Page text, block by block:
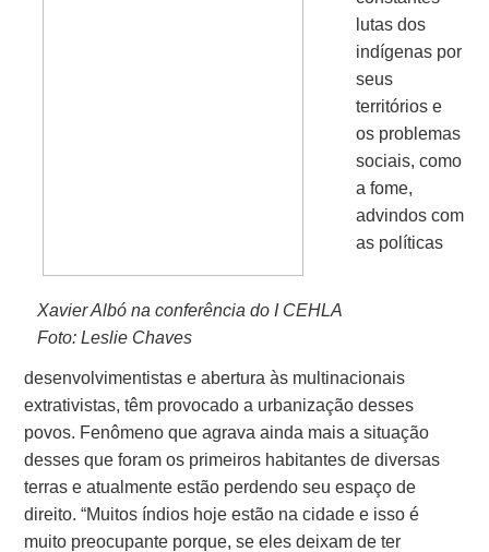
Xavier Albó na conferência do I CEHLA
Foto: Leslie Chaves
lutas dos
indígenas por
seus
territórios e
os problemas
sociais, como
a fome,
advindos com
as políticas
desenvolvimentistas e abertura às multinacionais
extrativistas, têm provocado a urbanização desses
povos. Fenômeno que agrava ainda mais a situação
desses que foram os primeiros habitantes de diversas
terras e atualmente estão perdendo seu espaço de
direito. “Muitos índios hoje estão na cidade e isso é
muito preocupante porque, se eles deixam de ter